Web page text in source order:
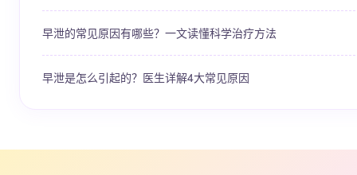
早泄的常见原因有哪些？一文读懂科学治疗方法
早泄是怎么引起的？医生详解4大常见原因